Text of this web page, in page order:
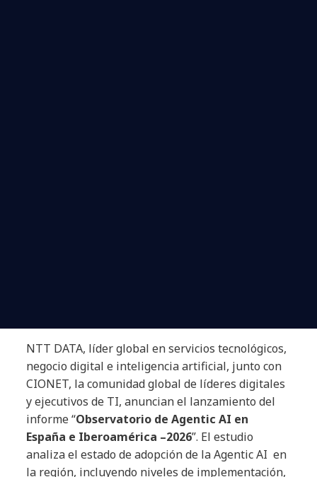
NTT DATA, líder global en servicios tecnológicos,
negocio digital e inteligencia artificial, junto con
CIONET, la comunidad global de líderes digitales
y ejecutivos de TI, anuncian el lanzamiento del
informe “Observatorio de Agentic AI en
España e Iberoamérica –2026”. El estudio
analiza el estado de adopción de la Agentic AI en
la región, incluyendo niveles de implementación,